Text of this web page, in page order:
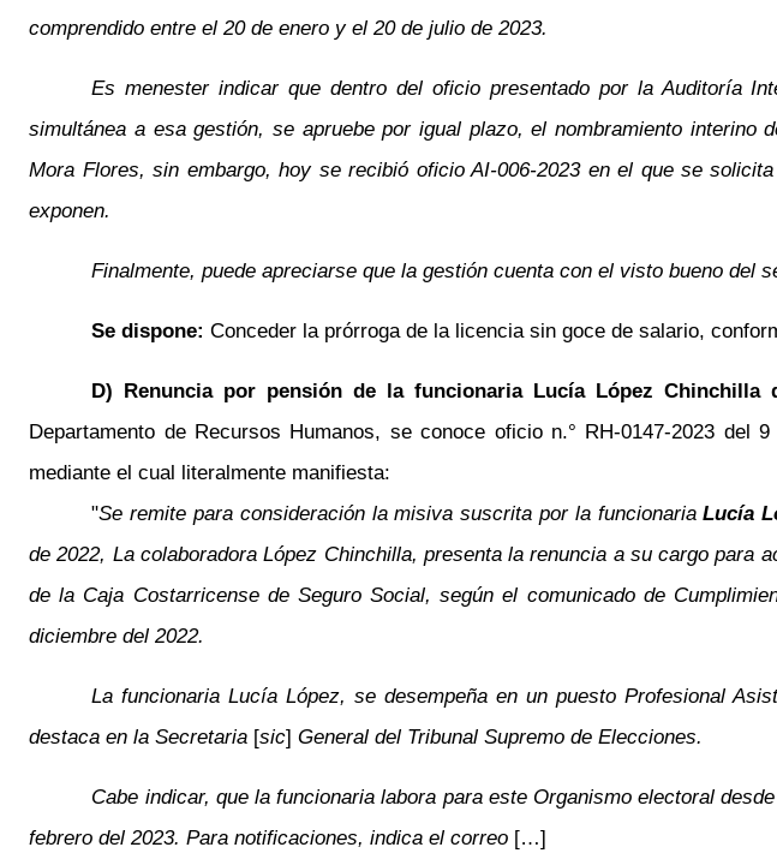
comprendido entre el 20 de enero y el 20 de julio de 2023.
Es menester indicar que dentro del oficio presentado por la Auditoría
simultánea a esa gestión, se apruebe por igual plazo, el nombramiento
Mora Flores, sin embargo, hoy se recibió oficio AI-006-2023 en el que se
exponen.
Finalmente, puede apreciarse que la gestión cuenta con el visto bueno del
Se dispone:Conceder la prórroga de la licencia sin goce de salario,
D) Renuncia por pensión de la funcionaria Lucía López Chinchilla
Departamento de Recursos Humanos, se conoce oficio n.° RH-0147-2023
mediante el cual literalmente manifiesta:
"Se remite para consideración la misiva suscrita por la funcionariaLucía
de 2022, La colaboradora López Chinchilla, presenta la renuncia a su cargo
de la Caja Costarricense de Seguro Social, según el comunicado de
diciembre del 2022.
La funcionaria Lucía López, se desempeña en un puesto Profesional
destaca en la Secretaria [sic] General del Tribunal Supremo de Elecciones.
Cabe indicar, que la funcionaria labora para este Organismo electoral
febrero del 2023. Para notificaciones, indica el correo […]